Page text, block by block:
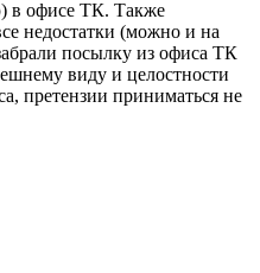
в офисе ТК. Также
недостатки (можно и на
посылку из офиса ТК
виду и целостности
претензии приниматься не